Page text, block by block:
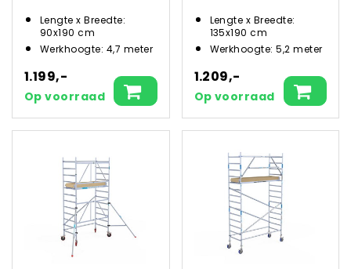
Lengte x Breedte:
90x190 cm
Werkhoogte: 4,7 meter
1.199,-
Op voorraad
Lengte x Breedte:
135x190 cm
Werkhoogte: 5,2 meter
1.209,-
Op voorraad